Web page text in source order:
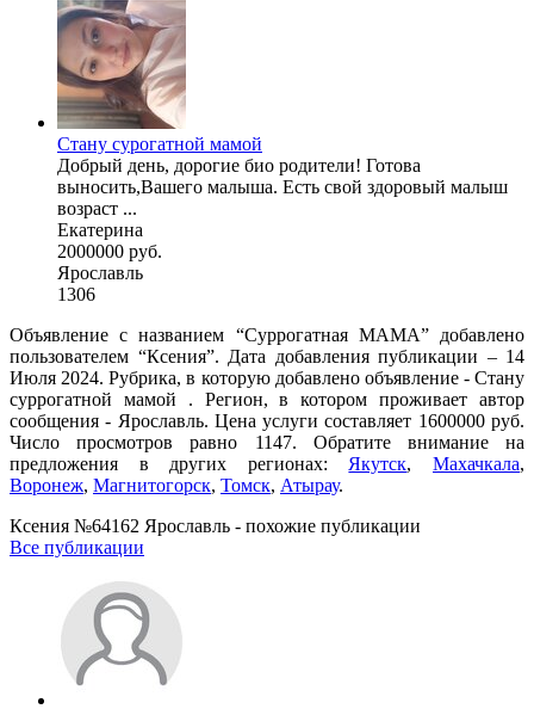
Стану сурогатной мамой
Добрый день, дорогие био родители! Готова
выносить,Вашего малыша. Есть свой здоровый малыш
возраст ...
Екатерина
2000000 руб.
Ярославль
1306
Объявление с названием “Суррогатная МАМА” добавлено
пользователем “Ксения”. Дата добавления публикации – 14
Июля 2024. Рубрика, в которую добавлено объявление - Cтану
суррогатной мамой . Регион, в котором проживает автор
сообщения - Ярославль. Цена услуги составляет 1600000 руб.
Число просмотров равно 1147. Обратите внимание на
предложения в других регионах: Якутск,Махачкала,
Воронеж, Магнитогорск, Томск, Атырау.
Ксения №64162 Ярославль - похожие публикации
Все публикации